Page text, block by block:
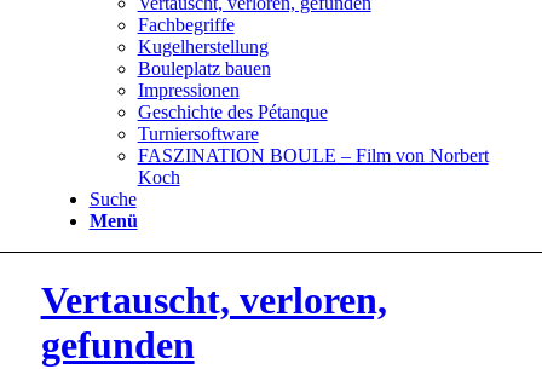
Fachbegriffe
Kugelherstellung
Bouleplatz bauen
Impressionen
Geschichte des Pétanque
Turniersoftware
FASZINATION BOULE – Film von Norbert
Koch
Suche
Menü
Vertauscht, verloren,
gefunden